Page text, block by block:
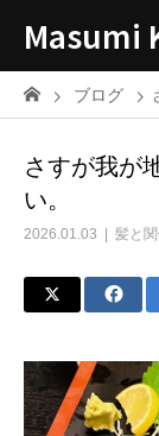
Masumi
ブログ
さすが我が
い。
2026.01.03 髪と